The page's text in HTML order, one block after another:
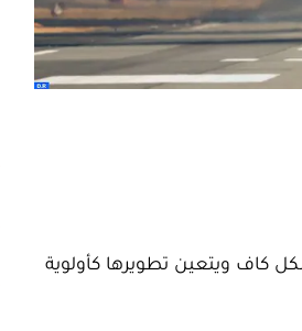
وجود 5 طرق جوية غير مستغلة بشكل كاف ويتعين تطويرها كأولوية